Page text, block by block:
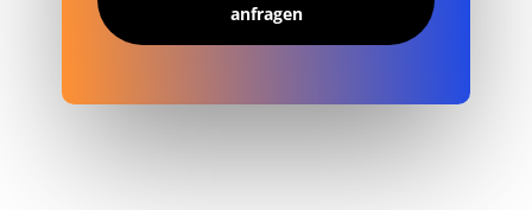
anfragen